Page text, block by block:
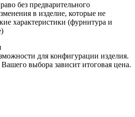
без предварительного
в изделие, которые не
характеристики (фурнитура и
для конфигурации изделия.
выбора зависит итоговая цена.